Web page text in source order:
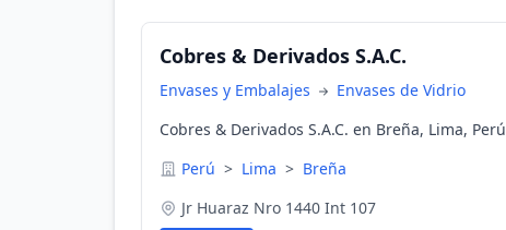
Cobres & Derivados S.A.C.
Envases y Embalajes
Envases de Vidrio
Cobres & Derivados S.A.C. en Breña, Lima, Perú
Perú > Lima > Breña
Jr Huaraz Nro 1440 Int 107